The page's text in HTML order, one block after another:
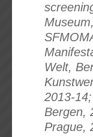
Welt,
2013-
Bergen,
Prague,